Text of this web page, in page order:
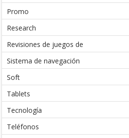
Promo
Research
Revisiones de juegos de
Sistema de navegación
Soft
Tablets
Tecnología
Teléfonos